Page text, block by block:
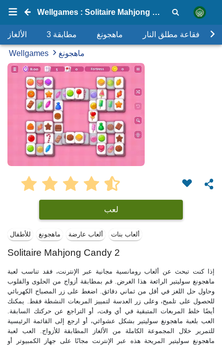
Wellgames : Solitaire Mahjong Candy 2
الألغاز مطابقة 3 ماهجونغ فقاعة مطلق النار
Wellgames ماهجونغ
لعب
للأطفال ماهجونغ ألعاب عارضة ألعاب بنات
Solitaire Mahjong Candy 2
إذا كنت تبحث عن ألعاب رومانسية مجانية عبر الإنترنت، فقد تناسب لعبة
ماهجونغ سوليتير الرائعة هذا الغرض. قم بمطابقة أزواج من الحلوى والقلوب
وحاول حل اللغز في أقل من ثماني دقائق. اضغط على زر المصباح الكهربائي
للحصول على تلميح، وعلى زر العدسة لتمييز المربعات النشطة فقط. يمكنك
أيضًا خلط المربعات المتبقية في أي وقت، أو التراجع عن حركتك السابقة.
العب بلعبة ماهجونغ سوليتير بشكل عشوائي، أو ارجع إلى القائمة الرئيسية
للتمرير خلال المجموعة الكاملة من الألغاز المطابقة للأزواج. العب لعبة
ماهجونغ سوليتير المريحة هذه عبر الإنترنت مجانًا على جهاز الكمبيوتر أو